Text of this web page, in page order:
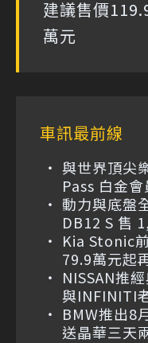
建議售價
萬元
車訊最前線
與世界頂尖
Pass 白金
動力與底盤
DB12 S 售
Kia Stonic
79.9萬元起
NISSAN推
與INFINITI
BMW推出8
送晶華三天